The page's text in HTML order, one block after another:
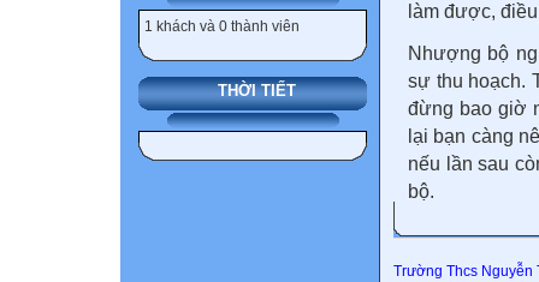
1 khách và 0 thành viên
THỜI TIẾT
làm được,
Nhượng bộ
sự thu hoạch.
đừng bao giờ
lại bạn càng
nếu lần sau
bộ.
Trường Thcs Nguyễn